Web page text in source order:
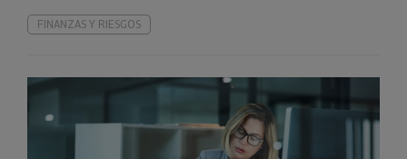
FINANZAS Y RIESGOS